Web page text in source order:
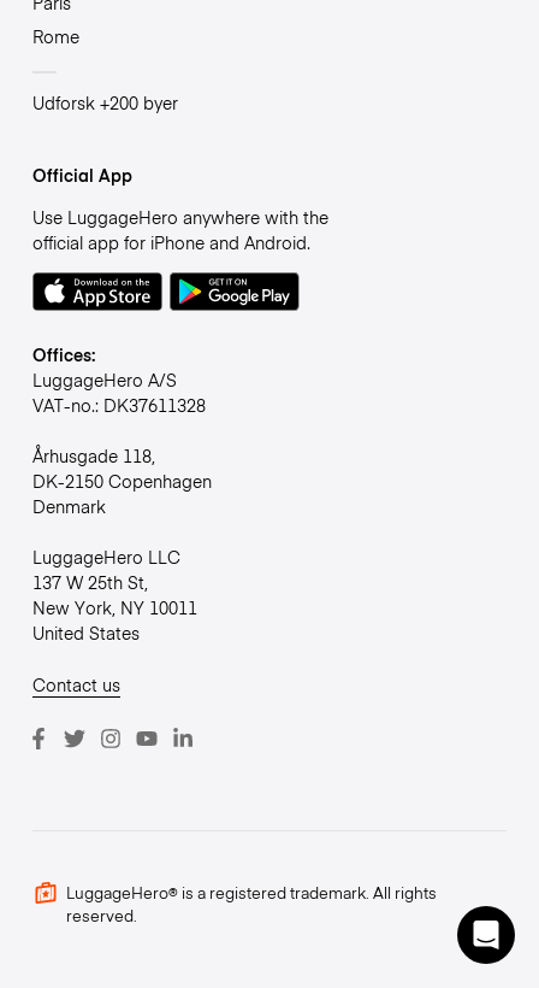
Rome
Udforsk +200 byer
Official App
Use LuggageHero anywhere with the
official app for iPhone and Android.
Offices:
LuggageHero A/S
VAT-no.: DK37611328
Århusgade 118,
DK-2150 Copenhagen
Denmark
LuggageHero LLC
137 W 25th St,
New York, NY 10011
United States
Contact us
LuggageHero® is a registered trademark. All rights
reserved.